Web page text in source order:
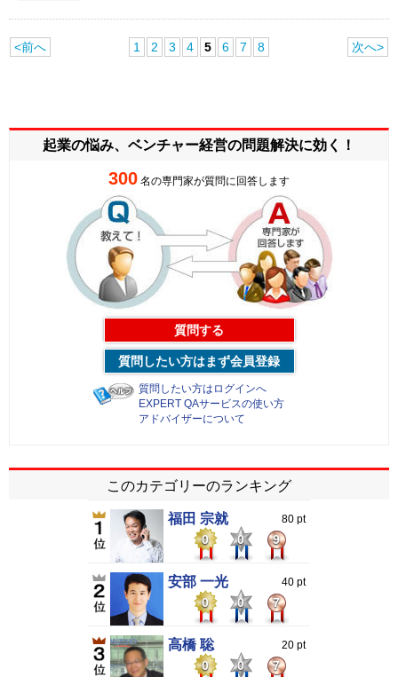
<前へ 1 2 3 4 5 6 7 8 次へ>
起業の悩み、ベンチャー経営の問題解決に効く！
300 名の専門家が質問に回答します
質問する
質問したい方はまず会員登録
質問したい方はログインへ
EXPERT QAサービスの使い方
アドバイザーについて
このカテゴリーのランキング
福田 宗就 80 pt
0 0 9
安部 一光 40 pt
0 0 7
高橋 聡 20 pt
0 0 7